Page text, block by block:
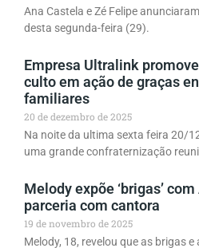
Ana Castela e Zé Felipe
desta segunda-feira (29).
Empresa Ultralink
culto em ação de graças
familiares
20 de dezembro de 2025
Na noite da ultima sexta feira 20/
uma grande confraternização
Melody expõe ‘brigas’
parceria com cantora
19 de novembro de 2025
Melody, 18, revelou que as brigas